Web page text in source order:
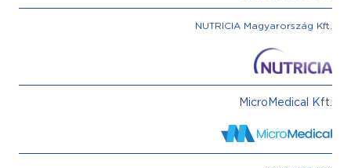
NUTRICIA Magyarország Kft.
MicroMedical Kft.